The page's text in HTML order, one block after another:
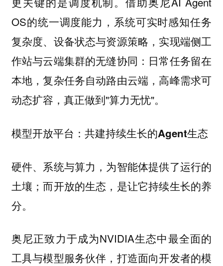
OS的统一调度能力，系统可实时感知任务
复杂度、设备状态与资源策略，实现端侧工
作站与云端集群的无缝协同：日常任务留在
本地，复杂任务自动路由云端，高峰需求可
动态扩容，真正做到"算力无忧"。
模型开放平台：共建持续生长的Agent生态
硬件、系统与算力，为智能体提供了运行的
土壤；而开放的生态，是让它持续生长的养
分。
奥尼正致力于成为NVIDIA生态中最全面的
工具与模型服务伙伴，打造面向开发者的模